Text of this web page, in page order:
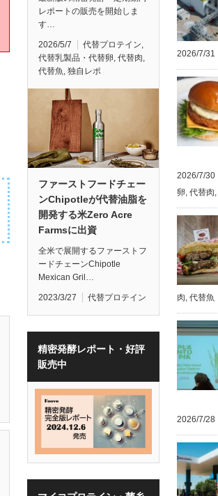
レポートの販売を開始しま
す…
2026/5/7 代替プロテイン,
代替乳製品・代替卵, 代替肉,
代替魚, 独自レポ
ファーストフードチェー
ンChipotleが代替油脂を
開発する米Zero Acre
Farmsに出資
全米で展開するファーストフ
ードチェーンChipotle
Mexican Gril…
2023/3/27 代替プロテイン
精密発酵レポート・好評
販売中
2026/7/31
2026/7/30
卵 代替肉
肉 代替魚
2026/7/28